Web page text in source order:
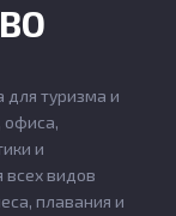
для туризма и
офиса,
и
всех видов
плавания и